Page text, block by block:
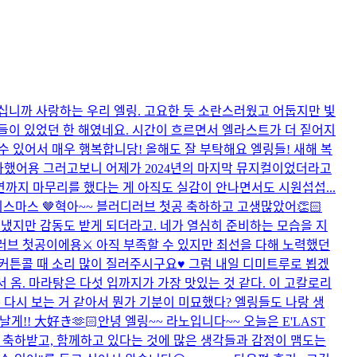
니까 사랑하는 우리 엘링. 고요한 듯 소란스러웠고 어둡지만 빛
있었던 한 해였네요. 시간이 흐르면서 엘라스트가 더 짙어지
있어서 매우 행복합니당! 올해도 잘 부탁해요 엘링들! 새해 복
어용 그러고보니 어제가 2024년의 마지막 뮤지컬이었더라고
지 마무리를 했다는 게 아직도 실감이 안나면서도 시원섭섭...
마스 🤎혁아~~ 블러디러브 첫공 축하하고 고생많았어👏🏻
만 감동도 받게 되더라고. 네가 열심히 준비하는 모습을 지
브 첫공이에용⚔️ 아직 부족할 수 있지만 최선을 다해 노력했던
콜 때 소리 많이 질러주시구요♥ 그럼 내일 디미트루로 뵙겠
. 마라탕은 다섯 입까지가 가장 맛있는 것 같다. 이 고칼로리
시 보는 거 같아서 뭔가 기분이 미묘했다? 엘링들도 나랑 생
게!! 大好き🫶🏻안녕 엘링~~ 라노입니다~~ 오늘은 E'LAST
하받고, 함께하고 있다는 것에 많은 생각들과 감정이 맴도는